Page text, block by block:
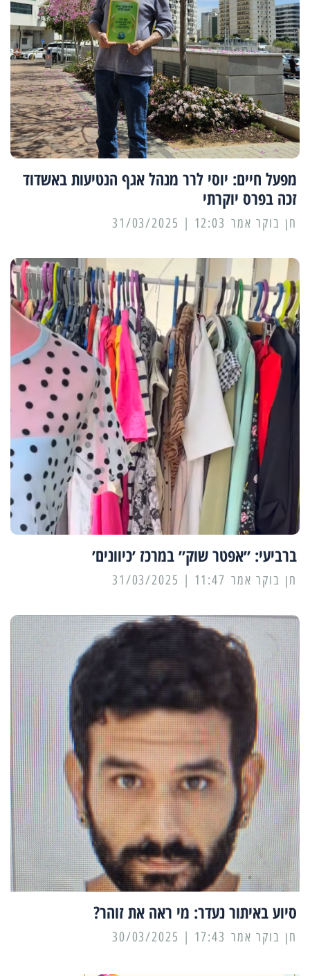
מפעל חיים: יוסי לרר מנהל אגף הנטיעות באשדוד
זכה בפרס יוקרתי
12:03 | 31/03/2025
ברביעי: ״אפטר שוק״ במרכז ׳כיוונים׳
11:47 | 31/03/2025
סיוע באיתור נעדר: מי ראה את זוהר?
17:43 | 30/03/2025